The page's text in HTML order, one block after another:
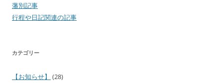
藩別記事
行程や日記関連の記事
カテゴリー
【お知らせ】
(28)